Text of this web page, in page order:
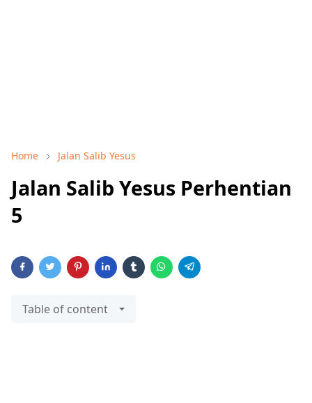
Home Jalan Salib Yesus
Jalan Salib Yesus Perhentian
5
Table of content